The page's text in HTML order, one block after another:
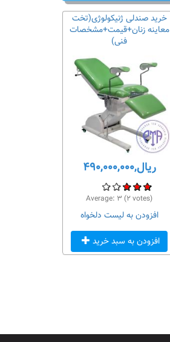
خرید صندلی ژنیکولوژی(تخت
معاینه زنان+قیمت+مشخصات
فنی)
ریال,۴۹۰,۰۰۰,۰۰۰
Average: ۳ (۲votes)
افزودن به لیست دلخواه
افزودن به سبد خرید